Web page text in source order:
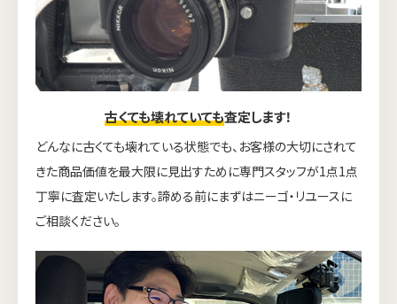
古くても壊れていても査定します！
どんなに古くても壊れている状態でも、お客様の大切にされて
きた商品価値を最大限に見出すために専門スタッフが1点1点
丁寧に査定いたします。諦める前にまずはニーゴ・リユースに
ご相談ください。